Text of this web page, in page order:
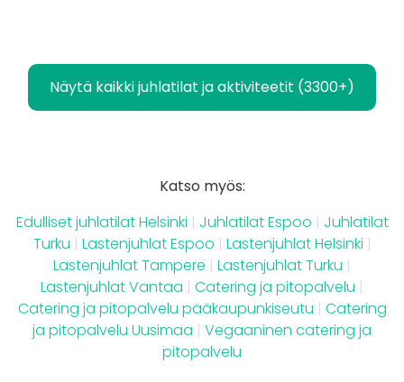
Näytä kaikki juhlatilat ja aktiviteetit (3300+)
Katso myös:
Edulliset juhlatilat Helsinki | Juhlatilat Espoo | Juhlatilat
Turku | Lastenjuhlat Espoo | Lastenjuhlat Helsinki |
Lastenjuhlat Tampere | Lastenjuhlat Turku |
Lastenjuhlat Vantaa | Catering ja pitopalvelu |
Catering ja pitopalvelu pääkaupunkiseutu | Catering
ja pitopalvelu Uusimaa | Vegaaninen catering ja
pitopalvelu